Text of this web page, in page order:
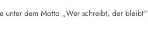
unter dem Motto „Wer schreibt, der